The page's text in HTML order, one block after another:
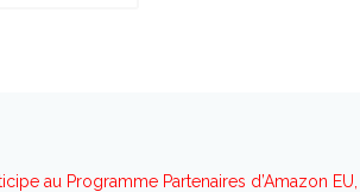
au Programme Partenaires d’Amazon